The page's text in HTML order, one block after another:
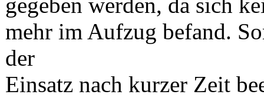
gegeben werden, da sich
mehr im Aufzug befand.
der
Einsatz nach kurzer Zeit